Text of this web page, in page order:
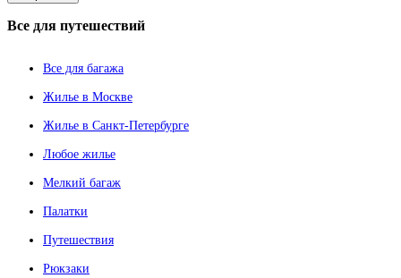
Все для путешествий
Все для багажа
Жилье в Москве
Жилье в Санкт-Петербурге
Любое жилье
Мелкий багаж
Палатки
Путешествия
Рюкзаки